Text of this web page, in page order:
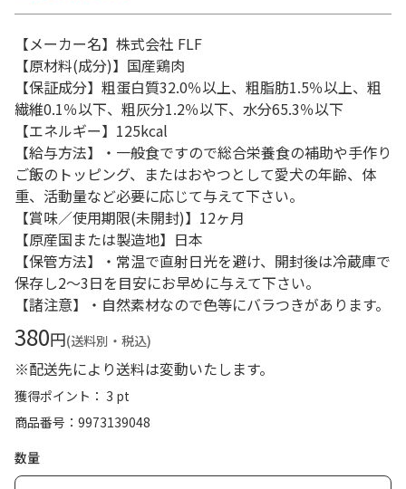
【メーカー名】株式会社 FLF
【原材料(成分)】国産鶏肉
【保証成分】粗蛋白質32.0％以上、粗脂肪1.5％以上、粗
繊維0.1％以下、粗灰分1.2％以下、水分65.3％以下
【エネルギー】125kcal
【給与方法】・一般食ですので総合栄養食の補助や手作り
ご飯のトッピング、またはおやつとして愛犬の年齢、体
重、活動量など必要に応じて与えて下さい。
【賞味／使用期限(未開封)】12ヶ月
【原産国または製造地】日本
【保管方法】・常温で直射日光を避け、開封後は冷蔵庫で
保存し2～3日を目安にお早めに与えて下さい。
【諸注意】・自然素材なので色等にバラつきがあります。
380円(送料別・税込)
※配送先により送料は変動いたします。
獲得ポイント： 3 pt
商品番号
9973139048
数量